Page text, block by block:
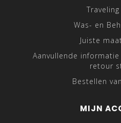
Was- en
Juiste
Aanvullende
retour
Bestellen
MIJN